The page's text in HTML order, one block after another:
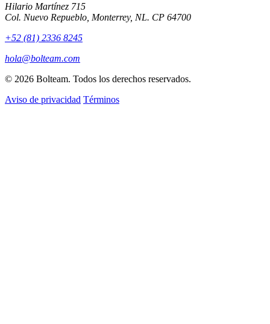
Hilario Martínez 715
Col. Nuevo Repueblo, Monterrey, NL. CP 64700
+52 (81) 2336 8245
hola@bolteam.com
© 2026 Bolteam. Todos los derechos reservados.
Aviso de privacidad Términos